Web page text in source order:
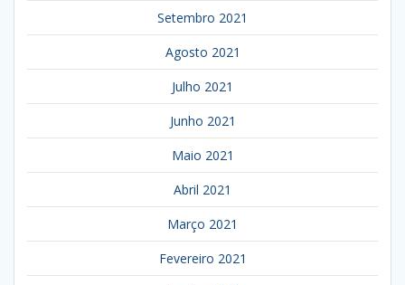
Setembro 2021
Agosto 2021
Julho 2021
Junho 2021
Maio 2021
Abril 2021
Março 2021
Fevereiro 2021